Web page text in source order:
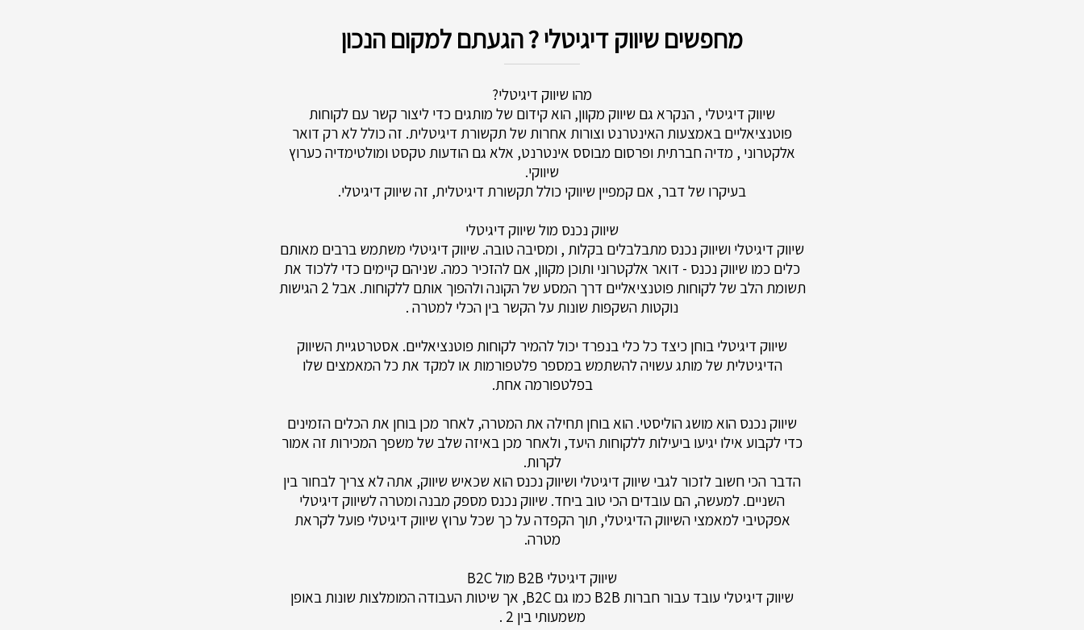
מחפשים שיווק דיגיטלי ? הגעתם למקום הנכון
מהו שיווק דיגיטלי?
שיווק דיגיטלי , הנקרא גם שיווק מקוון, הוא קידום של מותגים כדי ליצור קשר עם לקוחות
פוטנציאליים באמצעות האינטרנט וצורות אחרות של תקשורת דיגיטלית. זה כולל לא רק דואר
אלקטרוני , מדיה חברתית ופרסום מבוסס אינטרנט, אלא גם הודעות טקסט ומולטימדיה כערוץ
שיווקי.
בעיקרו של דבר, אם קמפיין שיווקי כולל תקשורת דיגיטלית, זה שיווק דיגיטלי.
שיווק נכנס מול שיווק דיגיטלי
שיווק דיגיטלי ושיווק נכנס מתבלבלים בקלות , ומסיבה טובה. שיווק דיגיטלי משתמש ברבים מאותם
כלים כמו שיווק נכנס - דואר אלקטרוני ותוכן מקוון, אם להזכיר כמה. שניהם קיימים כדי ללכוד את
תשומת הלב של לקוחות פוטנציאליים דרך המסע של הקונה ולהפוך אותם ללקוחות. אבל 2 הגישות
נוקטות השקפות שונות על הקשר בין הכלי למטרה .
שיווק דיגיטלי בוחן כיצד כל כלי בנפרד יכול להמיר לקוחות פוטנציאליים. אסטרטגיית השיווק
הדיגיטלית של מותג עשויה להשתמש במספר פלטפורמות או למקד את כל המאמצים שלו
בפלטפורמה אחת.
שיווק נכנס הוא מושג הוליסטי. הוא בוחן תחילה את המטרה, לאחר מכן בוחן את הכלים הזמינים
כדי לקבוע אילו יגיעו ביעילות ללקוחות היעד, ולאחר מכן באיזה שלב של משפך המכירות זה אמור
לקרות.
הדבר הכי חשוב לזכור לגבי שיווק דיגיטלי ושיווק נכנס הוא שכאיש שיווק, אתה לא צריך לבחור בין
השניים. למעשה, הם עובדים הכי טוב ביחד. שיווק נכנס מספק מבנה ומטרה לשיווק דיגיטלי
אפקטיבי למאמצי השיווק הדיגיטלי, תוך הקפדה על כך שכל ערוץ שיווק דיגיטלי פועל לקראת
מטרה.
שיווק דיגיטלי B2B מול B2C
שיווק דיגיטלי עובד עבור חברות B2B כמו גם B2C, אך שיטות העבודה המומלצות שונות באופן
משמעותי בין 2 .